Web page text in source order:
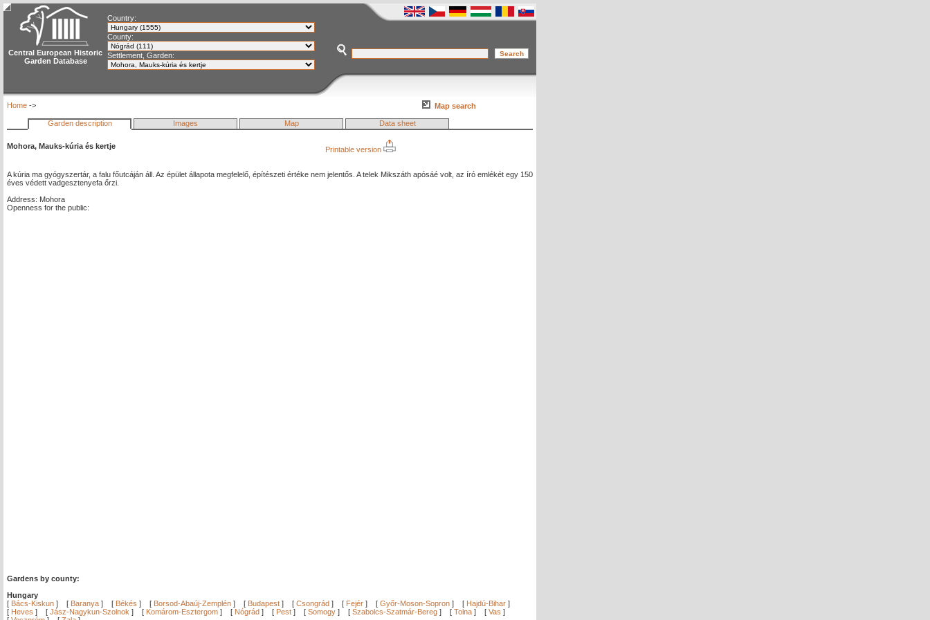
Central European Historic
Garden Database
Country:
County:
Settlement, Garden:
Home -> Map search
Garden description Images Map Data sheet
Mohora, Mauks-kúria és kertje Printable version
A kúria ma gyógyszertár, a falu főutcáján áll. Az épület állapota megfelelő, építészeti értéke nem jelentős. A telek Mikszáth apósáé volt, az író emlékét egy 150
éves védett vadgesztenyefa őrzi.
Address: Mohora
Openness for the public:
Gardens by county:
Hungary
[ Bács-Kiskun ] [ Baranya ] [ Békés ] [ Borsod-Abaúj-Zemplén ] [ Budapest ] [ Csongrád ] [ Fejér ] [ Győr-Moson-Sopron ] [ Hajdú-Bihar ]
[ Heves ] [ Jász-Nagykun-Szolnok ] [ Komárom-Esztergom ] [ Nógrád ] [ Pest ] [ Somogy ] [ Szabolcs-Szatmár-Bereg ] [ Tolna ] [ Vas ]